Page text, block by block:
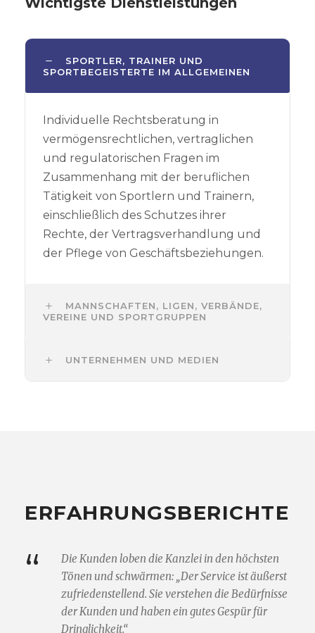
SPORTLER, TRAINER UND
SPORTBEGEISTERTE IM ALLGEMEINEN
Individuelle Rechtsberatung in
vermögensrechtlichen, vertraglichen
und regulatorischen Fragen im
Zusammenhang mit der beruflichen
Tätigkeit von Sportlern und Trainern,
einschließlich des Schutzes ihrer
Rechte, der Vertragsverhandlung und
der Pflege von Geschäftsbeziehungen.
MANNSCHAFTEN, LIGEN, VERBÄNDE,
VEREINE UND SPORTGRUPPEN
UNTERNEHMEN UND MEDIEN
ERFAHRUNGSBERICHTE
“
Die Kunden loben die Kanzlei in den höchsten
Tönen und schwärmen: „Der Service ist äußerst
zufriedenstellend. Sie verstehen die Bedürfnisse
der Kunden und haben ein gutes Gespür für
Dringlichkeit.“